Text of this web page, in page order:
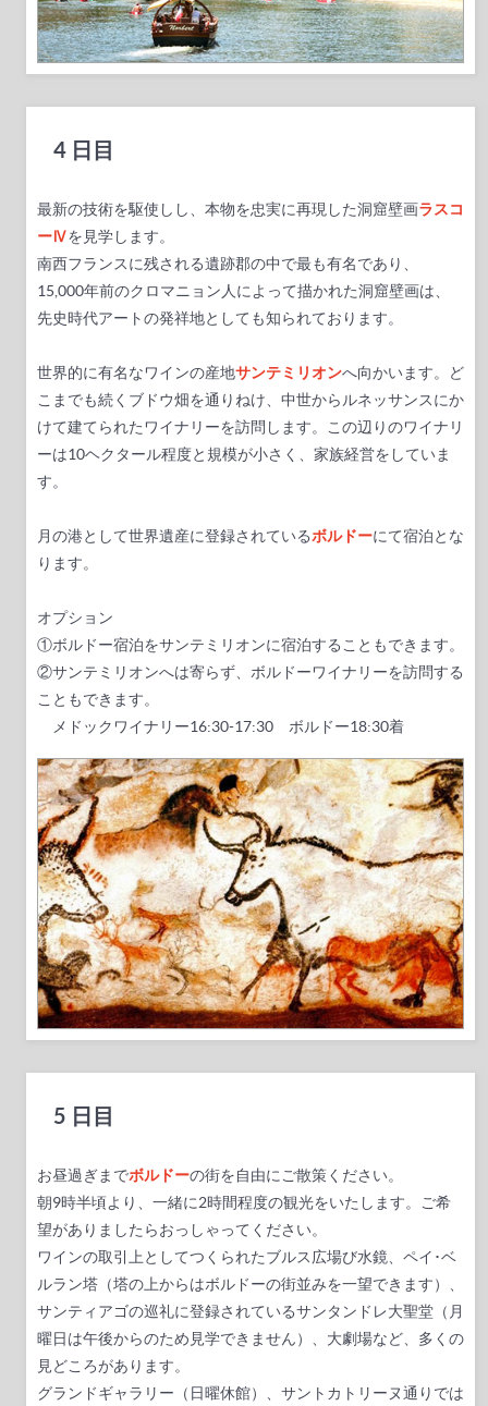
4 日目
最新の技術を駆使しし、本物を忠実に再現した洞窟壁画ラスコ
ーⅣを見学します。
南西フランスに残される遺跡郡の中で最も有名であり、
15,000年前のクロマニョン人によって描かれた洞窟壁画は、
先史時代アートの発祥地としても知られております。
世界的に有名なワインの産地サンテミリオンへ向かいます。ど
こまでも続くブドウ畑を通りねけ、中世からルネッサンスにか
けて建てられたワイナリーを訪問します。この辺りのワイナリ
ーは10ヘクタール程度と規模が小さく、家族経営をしていま
す。
月の港として世界遺産に登録されているボルドーにて宿泊とな
ります。
オプション
①ボルドー宿泊をサンテミリオンに宿泊することもできます。
②サンテミリオンへは寄らず、ボルドーワイナリーを訪問する
こともできます。
メドックワイナリー16:30-17:30 ボルドー18:30着
5 日目
お昼過ぎまでボルドーの街を自由にご散策ください。
朝9時半頃より、一緒に2時間程度の観光をいたします。ご希
望がありましたらおっしゃってください。
ワインの取引上としてつくられたブルス広場び水鏡、ペイ･ベ
ルラン塔（塔の上からはボルドーの街並みを一望できます）、
サンティアゴの巡礼に登録されているサンタンドレ大聖堂（月
曜日は午後からのため見学できません）、大劇場など、多くの
見どころがあります。
グランドギャラリー（日曜休館）、サントカトリーヌ通りでは